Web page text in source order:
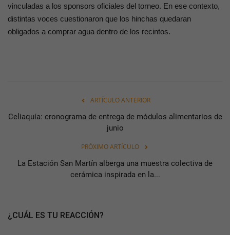
vinculadas a los sponsors oficiales del torneo. En ese contexto,
distintas voces cuestionaron que los hinchas quedaran
obligados a comprar agua dentro de los recintos.
ARTÍCULO ANTERIOR
Celiaquía: cronograma de entrega de módulos alimentarios de
junio
PRÓXIMO ARTÍCULO
La Estación San Martín alberga una muestra colectiva de
cerámica inspirada en la...
¿CUÁL ES TU REACCIÓN?